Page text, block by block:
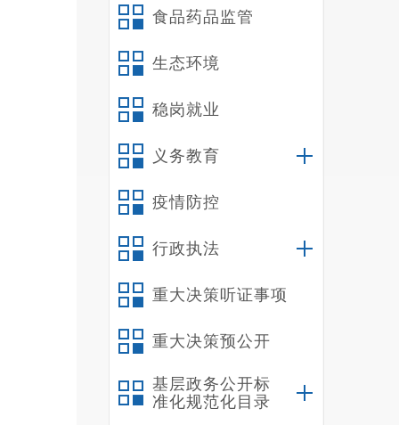
食品药品监管
生态环境
稳岗就业
义务教育
疫情防控
行政执法
重大决策听证事项
重大决策预公开
基层政务公开标
准化规范化目录